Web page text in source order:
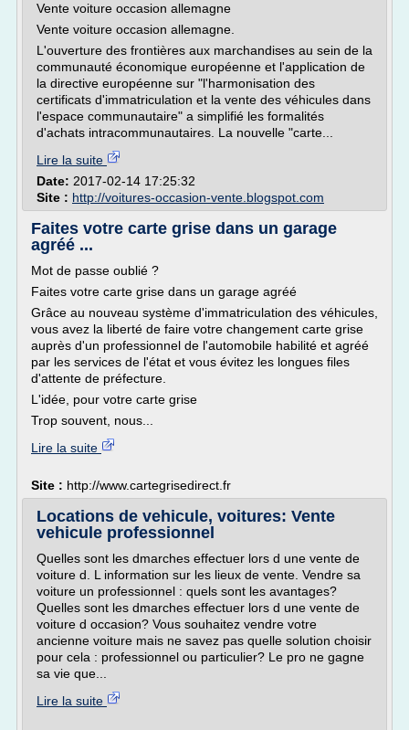
Vente voiture occasion allemagne
Vente voiture occasion allemagne.
L'ouverture des frontières aux marchandises au sein de la
communauté économique européenne et l'application de
la directive européenne sur "l'harmonisation des
certificats d'immatriculation et la vente des véhicules dans
l'espace communautaire" a simplifié les formalités
d'achats intracommunautaires. La nouvelle "carte...
Lire la suite
Date: 2017-02-14 17:25:32
Site : http://voitures-occasion-vente.blogspot.com
Faites votre carte grise dans un garage
agréé ...
Mot de passe oublié ?
Faites votre carte grise dans un garage agréé
Grâce au nouveau système d'immatriculation des véhicules,
vous avez la liberté de faire votre changement carte grise
auprès d'un professionnel de l'automobile habilité et agréé
par les services de l'état et vous évitez les longues files
d'attente de préfecture.
L'idée, pour votre carte grise
Trop souvent, nous...
Lire la suite
Site : http://www.cartegrisedirect.fr
Locations de vehicule, voitures: Vente
vehicule professionnel
Quelles sont les dmarches effectuer lors d une vente de
voiture d. L information sur les lieux de vente. Vendre sa
voiture un professionnel : quels sont les avantages?
Quelles sont les dmarches effectuer lors d une vente de
voiture d occasion? Vous souhaitez vendre votre
ancienne voiture mais ne savez pas quelle solution choisir
pour cela : professionnel ou particulier? Le pro ne gagne
sa vie que...
Lire la suite